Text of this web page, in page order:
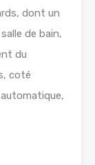
dont un
de bain,
du
coté